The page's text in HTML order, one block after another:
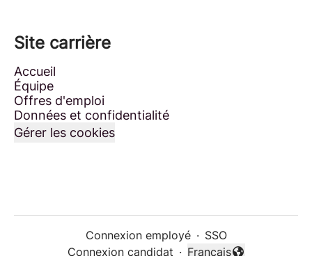
Site carrière
Accueil
Équipe
Offres d'emploi
Données et confidentialité
Gérer les cookies
Connexion employé · SSO
Connexion candidat · Français